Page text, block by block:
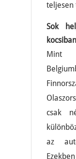
teljesen
Sok
kocsiban
Mint
csak
az